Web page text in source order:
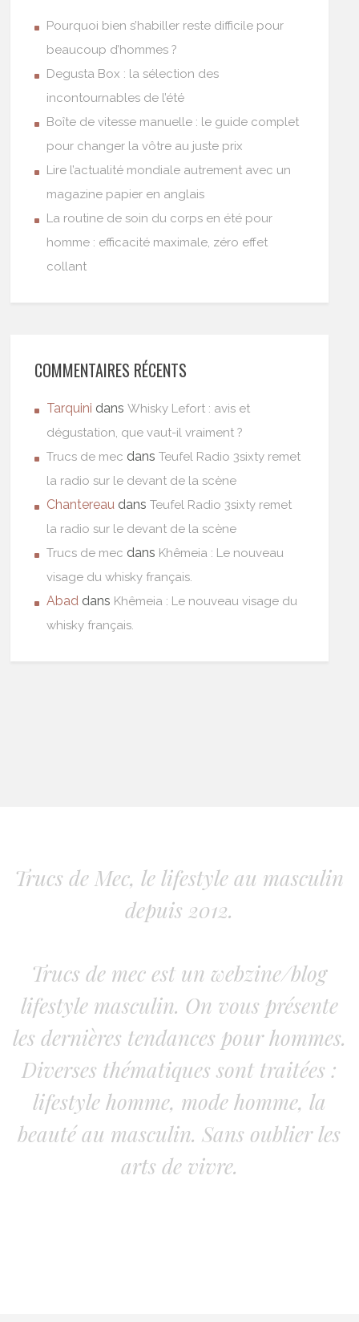
Pourquoi bien s’habiller reste difficile pour
beaucoup d’hommes ?
Degusta Box : la sélection des
incontournables de l’été
Boîte de vitesse manuelle : le guide complet
pour changer la vôtre au juste prix
Lire l’actualité mondiale autrement avec un
magazine papier en anglais
La routine de soin du corps en été pour
homme : efficacité maximale, zéro effet
collant
COMMENTAIRES RÉCENTS
Tarquini dansWhisky Lefort : avis et
dégustation, que vaut-il vraiment ?
Trucs de mec dansTeufel Radio 3sixty remet
la radio sur le devant de la scène
Chantereau dansTeufel Radio 3sixty remet
la radio sur le devant de la scène
Trucs de mec dans Khêmeia : Le nouveau
visage du whisky français.
Abad dans Khêmeia : Le nouveau visage du
whisky français.
Trucs de Mec, le lifestyle au masculin
depuis 2012.
Trucs de mec est un webzine/blog
lifestyle masculin. On vous présente
les dernières tendances pour hommes.
Diverses thématiques sont traitées :
lifestyle homme, mode homme, la
beauté au masculin. Sans oublier les
arts de vivre.